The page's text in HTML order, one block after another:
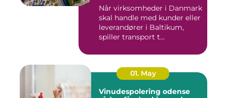
Når virksomheder i Danmark
skal handle med kunder eller
leverandører i Baltikum,
spiller transport t...
01. May
Vinudespolering odense